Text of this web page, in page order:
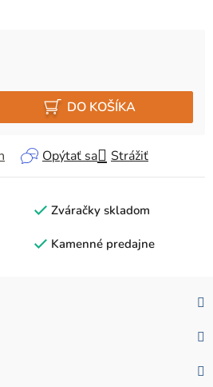
DO KOŠÍKA
Opýtať sa Strážiť
Zváračky skladom
Kamenné predajne